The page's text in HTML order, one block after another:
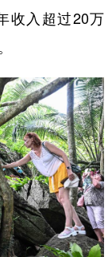
收入超过20万